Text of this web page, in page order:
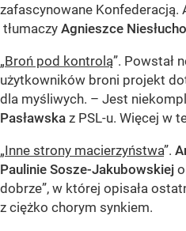
zafascynowane Konfederacją.
tłumaczy Agnieszce
„Broń pod kontrolą”. Powstał
użytkowników broni projekt
dla myśliwych. – Jest
Pasławska z PSL-u. Więcej w
„Inne strony macierzyństwa”.
Paulinie Sosze-Jakubowskiej
dobrze”, w której opisała
z ciężko chorym synkiem.